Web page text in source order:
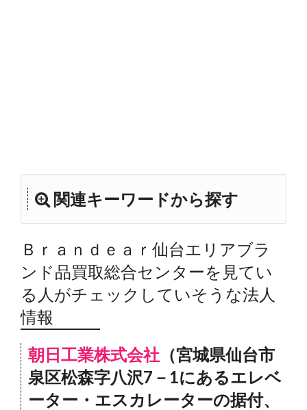
関連キーワードから探す
Ｂｒａｎｄｅａｒ仙台エリアブラ
ンド品買取総合センターを見てい
る人がチェックしていそうな法人
情報
朝日工業株式会社 （宮城県仙台市
泉区松森字八沢7－1にあるエレベ
ーター・エスカレーターの据付、